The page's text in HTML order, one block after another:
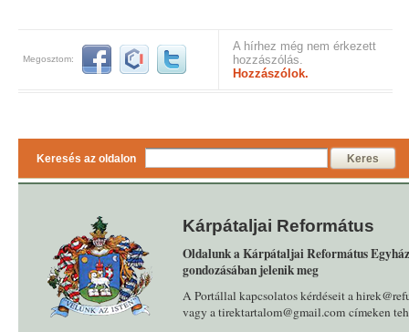
Megosztom:
A hírhez még nem érkezett
hozzászólás.
Hozzászólok.
Keresés az oldalon Keres
Kárpátaljai Református
Oldalunk a Kárpátaljai Református
gondozásában jelenik meg
A Portállal kapcsolatos kérdéseit a
vagy a tirektartalom@gmail.com címeken